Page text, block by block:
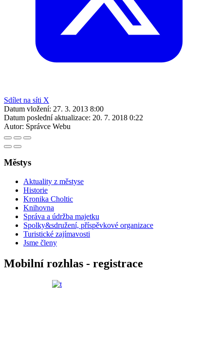
Sdílet na síti X
Datum vložení: 27. 3. 2013 8:00
Datum poslední aktualizace: 20. 7. 2018 0:22
Autor: Správce Webu
Městys
Aktuality z městyse
Historie
Kronika Choltic
Knihovna
Správa a údržba majetku
Spolky&sdružení, příspěvkové organizace
Turistické zajímavosti
Jsme členy
Mobilní rozhlas - registrace